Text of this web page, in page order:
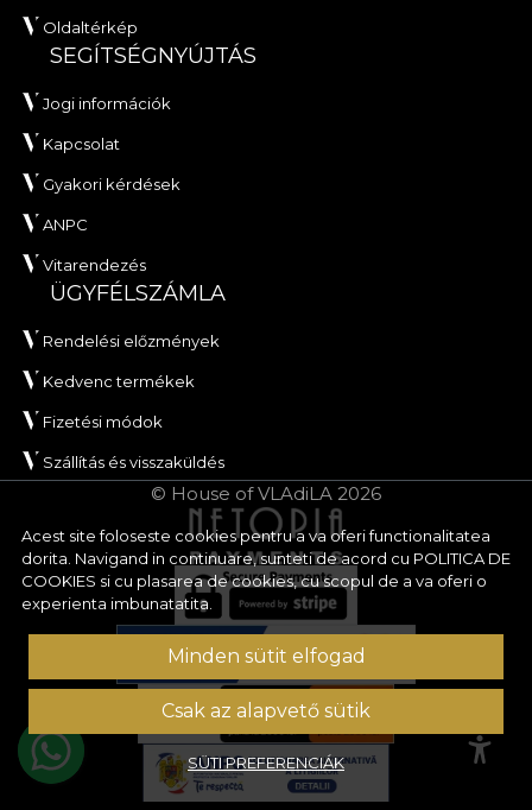
Acest site foloseste cookies pentru a va oferi functionalitatea
dorita. Navigand in continuare, sunteti de acord cu POLITICA DE
COOKIES si cu plasarea de cookies, cu scopul de a va oferi o
experienta imbunatatita.
Minden sütit elfogad
Csak az alapvető sütik
SÜTI PREFERENCIÁK
Oldaltérkép
SEGÍTSÉGNYÚJTÁS
Jogi információk
Kapcsolat
Gyakori kérdések
ANPC
Vitarendezés
ÜGYFÉLSZÁMLA
Rendelési előzmények
Kedvenc termékek
Fizetési módok
Szállítás és visszaküldés
© House of VLAdiLA 2026